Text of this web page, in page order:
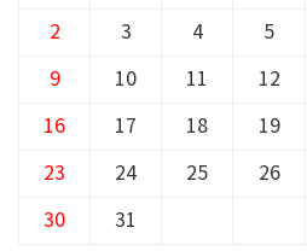
2 3 4 5
9 10 11 12
16 17 18 19
23 24 25 26
30 31